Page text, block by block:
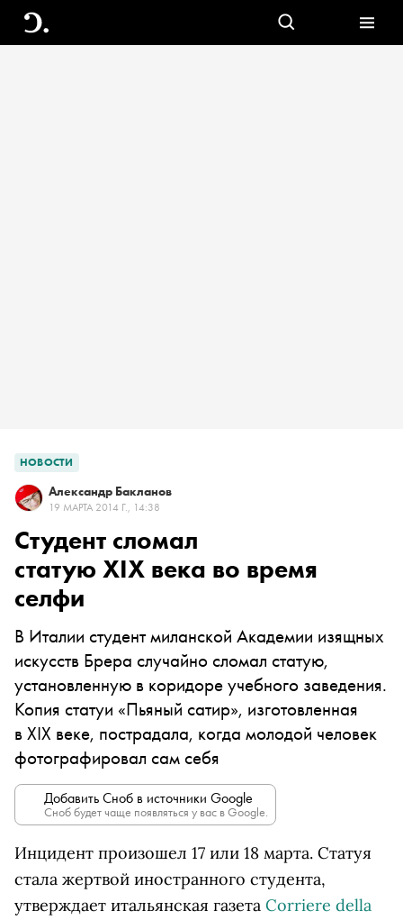
НОВОСТИ
Александр Бакланов
19 МАРТА 2014 Г., 14:38
Студент сломал
статую XIX века во время
селфи
В Италии студент миланской Академии изящных
искусств Брера случайно сломал статую,
установленную в коридоре учебного заведения.
Копия статуи «Пьяный сатир», изготовленная
в XIX веке, пострадала, когда молодой человек
фотографировал сам себя
Добавить Сноб в источники Google
Сноб будет чаще появляться у вас в Google.
Инцидент произошел 17 или 18 марта. Статуя
стала жертвой иностранного студента,
утверждает итальянская газета Corriere della